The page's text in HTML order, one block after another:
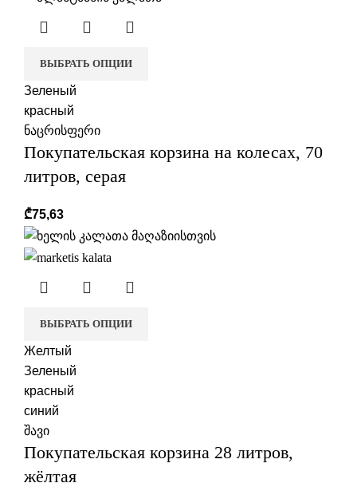
ВЫБРАТЬ ОПЦИИ
Зеленый
красный
ნაცრისფერი
Покупательская корзина на колесах, 70
литров, серая
₾75,63
ВЫБРАТЬ ОПЦИИ
Желтый
Зеленый
красный
синий
შავი
Покупательская корзина 28 литров,
жёлтая